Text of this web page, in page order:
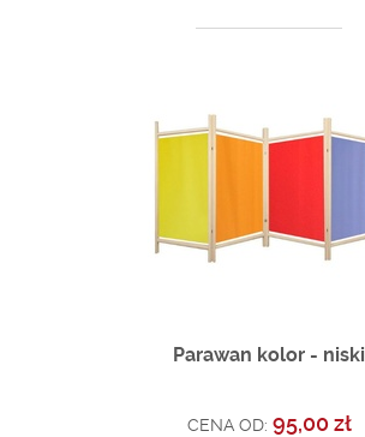
Parawan kolor - niski
CENA OD: 95,00 zł